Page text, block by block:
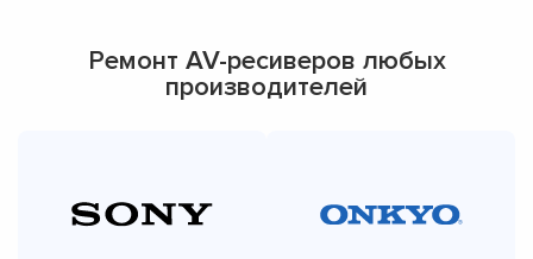
Ремонт AV-ресиверов любых
производителей